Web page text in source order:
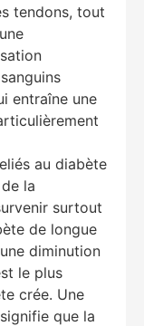
tendons, tout
entraîne une
au diabète
la
surtout
de longue
diminution
le plus
crée. Une
que la
Agent